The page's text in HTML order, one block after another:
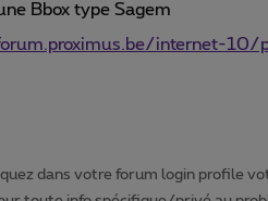
Bbox type Sagem
internet-10/
dans votre forum login profile